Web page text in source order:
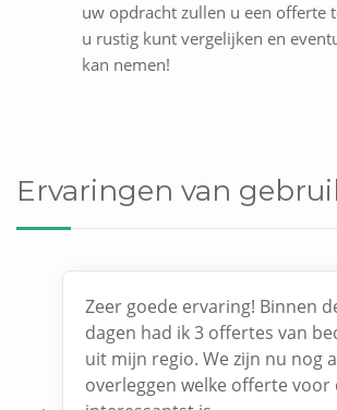
uw opdracht zullen u een offerte
u rustig kunt vergelijken en
kan nemen!
Ervaringen van
Zeer goede ervaring! Binnen
dagen had ik 3 offertes van
uit mijn regio. We zijn nu nog
overleggen welke offerte voor